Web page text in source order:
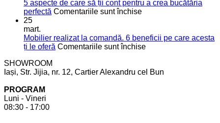
bucătărie
de
moderne
pentru
spațiu
în
5 aspecte de care să ții cont pentru a crea bucătăria
perfectă Comentariile sunt închisepentru
de
care
cont
25
mart.
Mobilier realizat la comandă. 6 beneficii pe care acesta
ți le oferă Comentariile sunt închisepentru
la
SHOWROOM
Iași, Str. Jijia, nr. 12, Cartier Alexandru cel Bun
PROGRAM
Luni - Vineri
08:30 - 17:00